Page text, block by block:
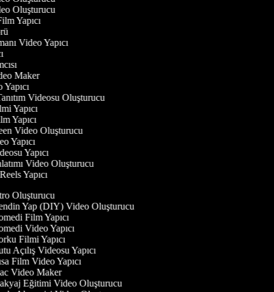
Oluşturucu
Yapıcı
Video Yapıcı
Maker
Yapıcı
Videosu Oluşturucu
Yapıcı
Yapıcı
Video Oluşturucu
Yapıcı
Yapıcı
Video Oluşturucu
Yapıcı
Oluşturucu
Yap (DIY) Video Oluşturucu
Film Yapıcı
Video Yapıcı
Filmi Yapıcı
Açılış Videosu Yapıcı
Film Video Yapıcı
Video Maker
Eğitimi Video Oluşturucu